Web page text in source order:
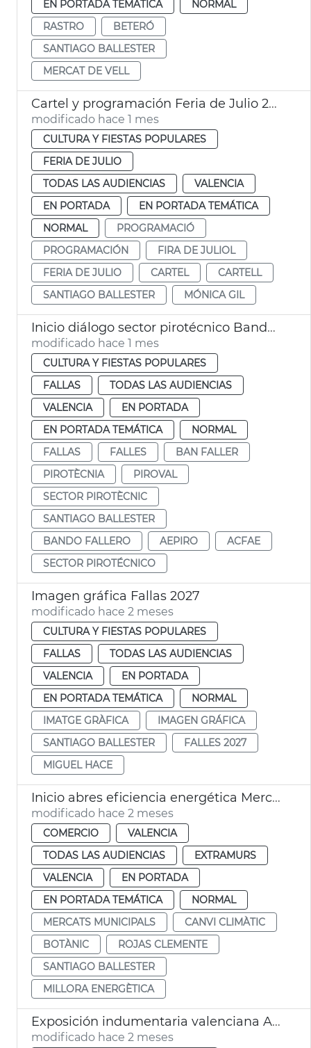
EN PORTADA TEMÁTICA
NORMAL
RASTRO
BETERÓ
SANTIAGO BALLESTER
MERCAT DE VELL
Cartel y programación Feria de Julio 2026
modificado hace 1 mes
CULTURA Y FIESTAS POPULARES
FERIA DE JULIO
TODAS LAS AUDIENCIAS
VALENCIA
EN PORTADA
EN PORTADA TEMÁTICA
NORMAL
PROGRAMACIÓ
PROGRAMACIÓN
FIRA DE JULIOL
FERIA DE JULIO
CARTEL
CARTELL
SANTIAGO BALLESTER
MÓNICA GIL
Inicio diálogo sector pirotécnico Bando Faller
modificado hace 1 mes
CULTURA Y FIESTAS POPULARES
FALLAS
TODAS LAS AUDIENCIAS
VALENCIA
EN PORTADA
EN PORTADA TEMÁTICA
NORMAL
FALLAS
FALLES
BAN FALLER
PIROTÈCNIA
PIROVAL
SECTOR PIROTÈCNIC
SANTIAGO BALLESTER
BANDO FALLERO
AEPIRO
ACFAE
SECTOR PIROTÉCNICO
Imagen gráfica Fallas 2027
modificado hace 2 meses
CULTURA Y FIESTAS POPULARES
FALLAS
TODAS LAS AUDIENCIAS
VALENCIA
EN PORTADA
EN PORTADA TEMÁTICA
NORMAL
IMATGE GRÀFICA
IMAGEN GRÁFICA
SANTIAGO BALLESTER
FALLES 2027
MIGUEL HACE
Inicio abres eficiencia energética Mercado Rojas Clemente
modificado hace 2 meses
COMERCIO
VALENCIA
TODAS LAS AUDIENCIAS
EXTRAMURS
VALENCIA
EN PORTADA
EN PORTADA TEMÁTICA
NORMAL
MERCATS MUNICIPALS
CANVI CLIMÀTIC
BOTÀNIC
ROJAS CLEMENTE
SANTIAGO BALLESTER
MILLORA ENERGÈTICA
Exposición indumentaria valenciana Ayuntamiento València
modificado hace 2 meses